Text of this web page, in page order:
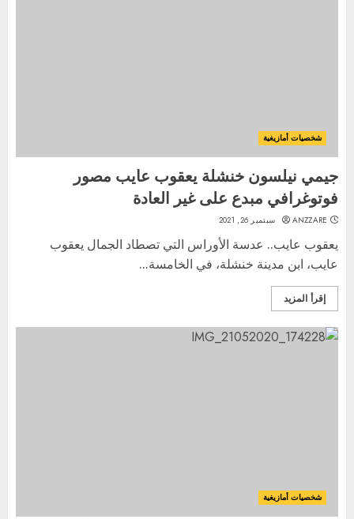
شخصيات أمازيغية
جيمي نيلسون خنشلة يعقوب عايب مصور
فوتوغرافي مبدع على غير العادة
ANZZARE سبتمبر 26, 2021
يعقوب عايب.. عدسة الأوراس التي تصطاد الجمال يعقوب
عايب، ابن مدينة خنشلة، في الخامسة...
إقرأ المزيد
شخصيات أمازيغية